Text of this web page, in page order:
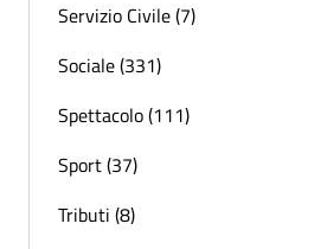
Servizio Civile (7)
Sociale (331)
Spettacolo (111)
Sport (37)
Tributi (8)